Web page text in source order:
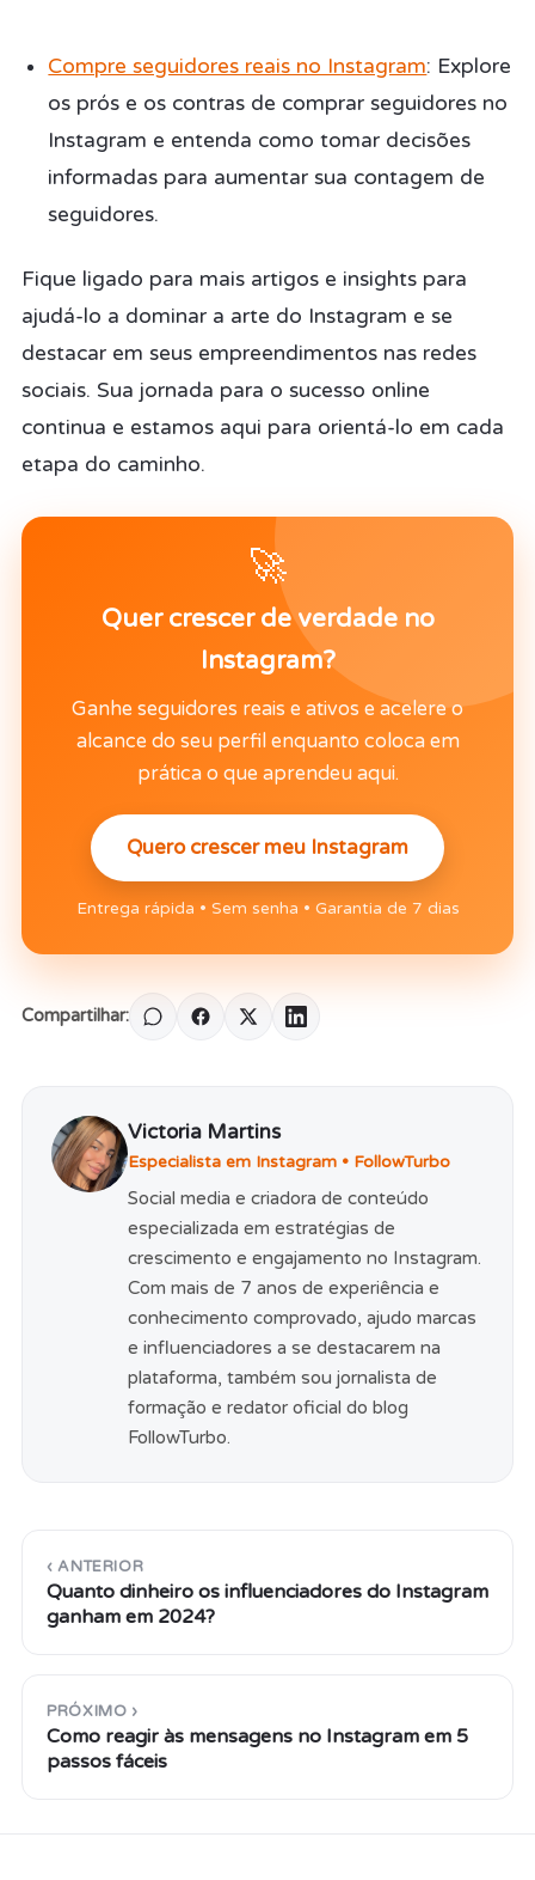
Compre seguidores reais no Instagram: Explore
os prós e os contras de comprar seguidores no
Instagram e entenda como tomar decisões
informadas para aumentar sua contagem de
seguidores.
Fique ligado para mais artigos e insights para
ajudá-lo a dominar a arte do Instagram e se
destacar em seus empreendimentos nas redes
sociais. Sua jornada para o sucesso online
continua e estamos aqui para orientá-lo em cada
etapa do caminho.
🚀
Quer crescer de verdade no
Instagram?
Ganhe seguidores reais e ativos e acelere o
alcance do seu perfil enquanto coloca em
prática o que aprendeu aqui.
Quero crescer meu Instagram
Entrega rápida • Sem senha • Garantia de 7 dias
Compartilhar:
Victoria Martins
Especialista em Instagram • FollowTurbo
Social media e criadora de conteúdo
especializada em estratégias de
crescimento e engajamento no Instagram.
Com mais de 7 anos de experiência e
conhecimento comprovado, ajudo marcas
e influenciadores a se destacarem na
plataforma, também sou jornalista de
formação e redator oficial do blog
FollowTurbo.
‹ ANTERIOR
Quanto dinheiro os influenciadores do Instagram
ganham em 2024?
PRÓXIMO ›
Como reagir às mensagens no Instagram em 5
passos fáceis